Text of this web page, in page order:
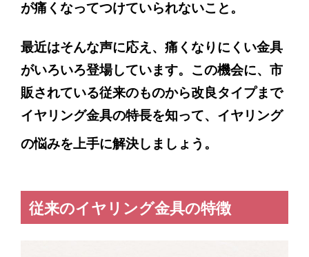
が痛くなってつけていられないこと。
最近はそんな声に応え、痛くなりにくい金具
がいろいろ登場しています。この機会に、市
販されている従来のものから改良タイプまで
イヤリング金具の特長を知って、イヤリング
の悩みを上手に解決しましょう。
従来のイヤリング金具の特徴